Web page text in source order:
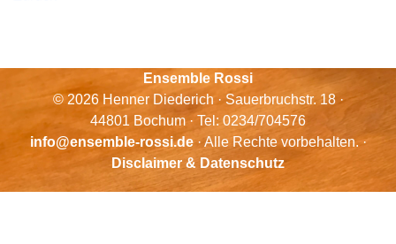
Ensemble Rossi
© 2026 Henner Diederich · Sauerbruchstr. 18 ·
44801 Bochum · Tel: 0234/704576
info@ensemble-rossi.de· Alle Rechte vorbehalten. ·
Disclaimer & Datenschutz